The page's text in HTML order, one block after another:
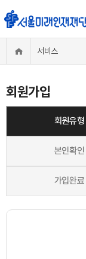
서비스
회원가입
회원유형
본인확인
가입완료